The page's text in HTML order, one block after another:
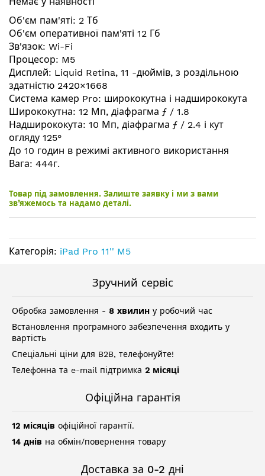
галереї
зображень
Об'єм пам'яті: 2 Тб
Об'єм оперативної пам'яті 12 Гб
Зв'язок: Wi-Fi
Процесор: M5
Дисплей: Liquid Retina, 11 -дюймів, з роздільною
здатністю 2420×1668
Система камер Pro: ширококутна і надширококута
Ширококутна: 12 Мп, діафрагма ƒ / 1.8
Надширококута: 10 Мп, діафрагма ƒ / 2.4 і кут
огляду 125°
До 10 годин в режимі активного використання
Вага: 444г.
Товар під замовлення. Залиште заявку і ми з вами
зв’яжемось та надамо деталі.
Категорія: iPad Pro 11'' M5
Зручний сервіс
Обробка замовлення - 8 хвилин у робочий час
Встановлення програмного забезпечення входить у
вартість
Спеціальні ціни для B2B, телефонуйте!
Телефонна та e-mail підтримка 2 місяці
Офіційна гарантія
12 місяців офіційної гарантії.
14 днів на обмін/повернення товару
Доставка за 0-2 дні